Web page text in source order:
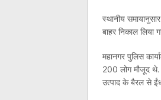
स्‍थानीय
बाहर निकाल
महानगर पुलिस
200 लोग मौजूद थे.
उत्‍पाद के बैरल से